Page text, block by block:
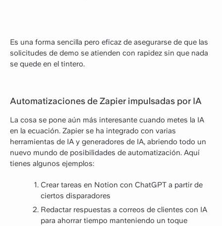
Es una forma sencilla pero eficaz de asegurarse de que las
solicitudes de demo se atienden con rapidez sin que nada
se quede en el tintero.
Automatizaciones de Zapier impulsadas por IA
La cosa se pone aún más interesante cuando metes la IA
en la ecuación. Zapier se ha integrado con varias
herramientas de IA y generadores de IA, abriendo todo un
nuevo mundo de posibilidades de automatización. Aquí
tienes algunos ejemplos:
Crear tareas en Notion con ChatGPT a partir de
ciertos disparadores
Redactar respuestas a correos de clientes con IA
para ahorrar tiempo manteniendo un toque